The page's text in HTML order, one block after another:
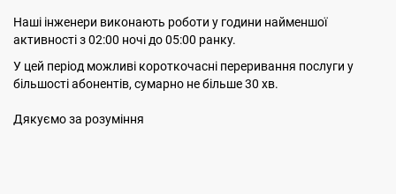
Наші інженери виконають роботи у години найменшої
активності з 02:00 ночі до 05:00 ранку.
У цей період можливі короткочасні переривання послуги у
більшості абонентів, сумарно не більше 30 хв.
Дякуємо за розуміння